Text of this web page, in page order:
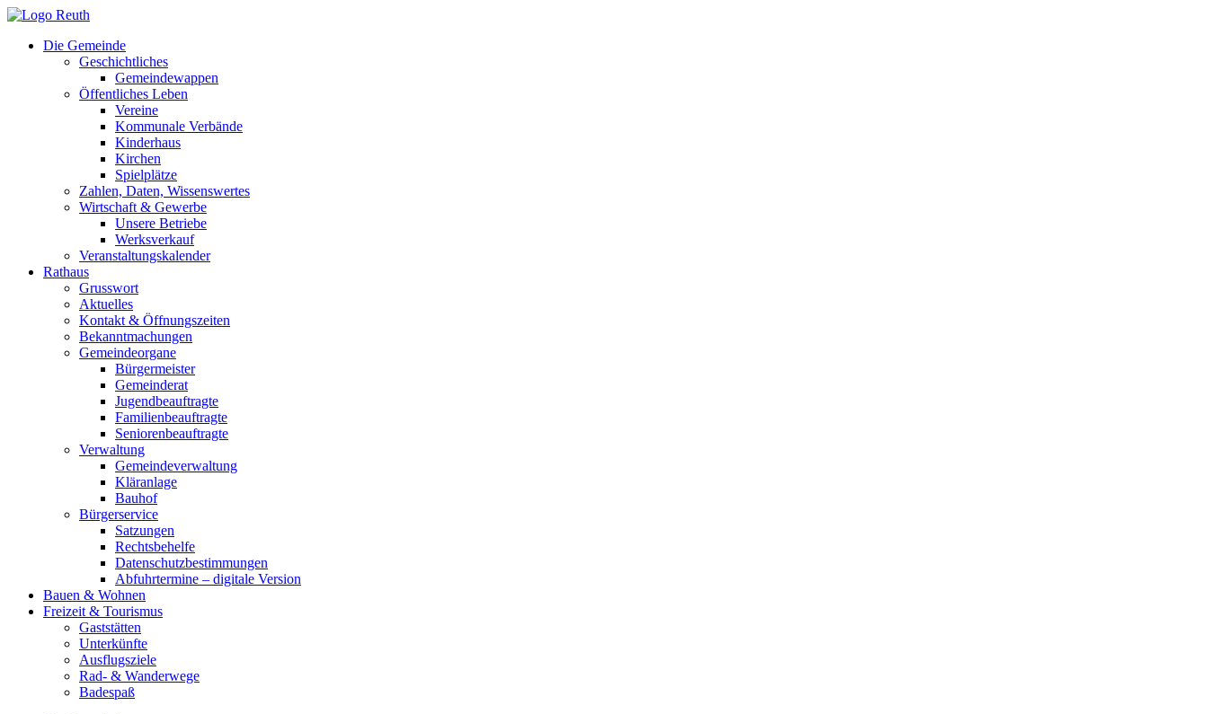
Zum
springenDie Gemeinde
Geschichtliches
Gemeindewappen
Öffentliches Leben
Vereine
Kommunale Verbände
Kinderhaus
Kirchen
Spielplätze
Zahlen, Daten, Wissenswertes
Wirtschaft & Gewerbe
Unsere Betriebe
Werksverkauf
Veranstaltungskalender
Rathaus
Grusswort
Aktuelles
Kontakt & Öffnungszeiten
Bekanntmachungen
Gemeindeorgane
Bürgermeister
Gemeinderat
Jugendbeauftragte
Familienbeauftragte
Seniorenbeauftragte
Verwaltung
Gemeindeverwaltung
Kläranlage
Bauhof
Bürgerservice
Satzungen
Rechtsbehelfe
Datenschutzbestimmungen
Abfuhrtermine – digitale Version
Bauen & Wohnen
Freizeit & Tourismus
Gaststätten
Unterkünfte
Ausflugsziele
Rad- & Wanderwege
Badespaß